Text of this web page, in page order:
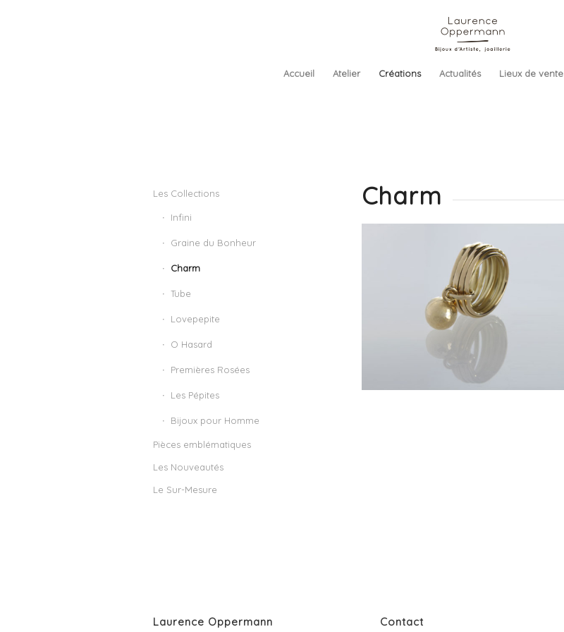
Accueil Atelier Créations Actualités Lieux de vente
Charm
Bague Charm or jaune 18
Les Collections
Infini
Graine du Bonheur
Charm
Tube
Lovepepite
O Hasard
Premières Rosées
Les Pépites
Bijoux pour Homme
Pièces emblématiques
Les Nouveautés
Le Sur-Mesure
Laurence Oppermann Contact